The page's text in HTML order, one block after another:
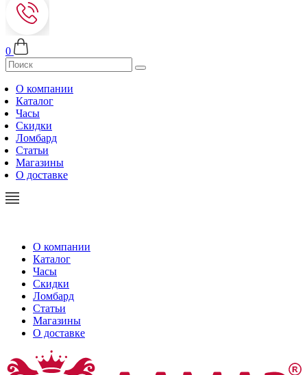
0
О компании
Каталог
Часы
Скидки
Ломбард
Статьи
Магазины
О доставке
О компании
Каталог
Часы
Скидки
Ломбард
Статьи
Магазины
О доставке